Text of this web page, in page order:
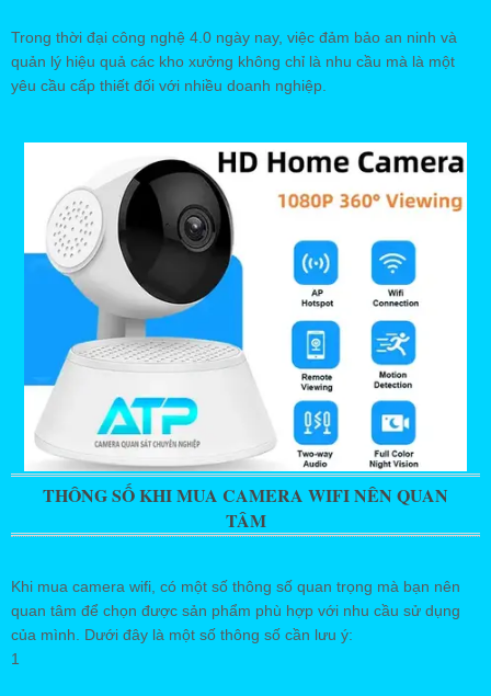
Trong thời đại công nghệ 4.0 ngày nay, việc đảm bảo an ninh và
quản lý hiệu quả các kho xưởng không chỉ là nhu cầu mà là một
yêu cầu cấp thiết đối với nhiều doanh nghiệp.
THÔNG SỐ KHI MUA CAMERA WIFI NÊN QUAN
TÂM
Khi mua camera wifi, có một số thông số quan trọng mà bạn nên
quan tâm để chọn được sản phẩm phù hợp với nhu cầu sử dụng
của mình. Dưới đây là một số thông số cần lưu ý:
1